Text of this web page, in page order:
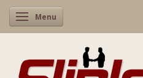
Skifte navigation
Menu